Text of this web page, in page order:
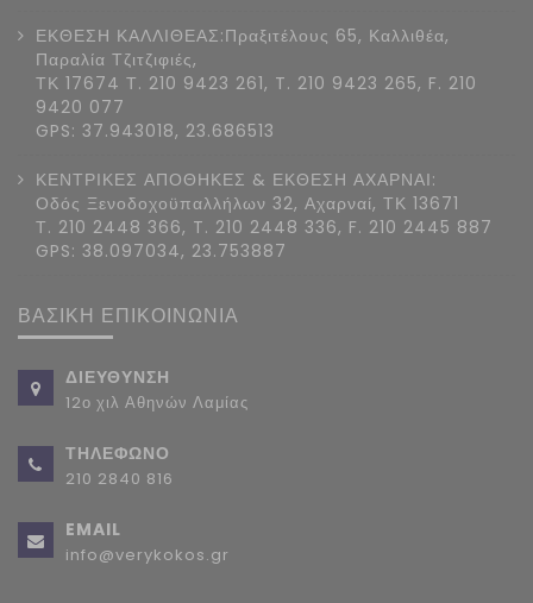
ΕΚΘΕΣΗ ΚΑΛΛΙΘΕΑΣ:Πραξιτέλους 65, Καλλιθέα,
Παραλία Τζιτζιφιές,
ΤΚ 17674 Τ. 210 9423 261, T. 210 9423 265, F. 210
9420 077
GPS: 37.943018, 23.686513
ΚΕΝΤΡΙΚΕΣ ΑΠΟΘΗΚΕΣ & ΕΚΘΕΣΗ ΑΧΑΡΝΑΙ:
Οδός Ξενοδοχοϋπαλλήλων 32, Αχαρναί, ΤΚ 13671
Τ. 210 2448 366, T. 210 2448 336, F. 210 2445 887
GPS: 38.097034, 23.753887
ΒΑΣΙΚΗ ΕΠΙΚΟΙΝΩΝΙΑ
ΔΙΕΥΘΥΝΣΗ
12ο χιλ Αθηνών Λαμίας
ΤΗΛΕΦΩΝΟ
210 2840 816
EMAIL
info@verykokos.gr